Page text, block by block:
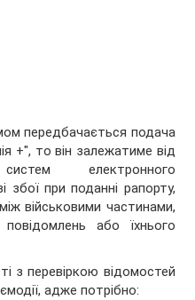
передбачається подача
+", то він залежатиме від
електронного
збої при поданні рапорту,
військовими частинами,
або їхнього
з перевіркою відомостей
адже потрібно: